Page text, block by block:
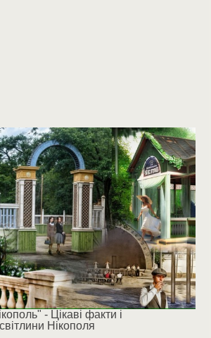
- Цікаві факти і
Нікополя